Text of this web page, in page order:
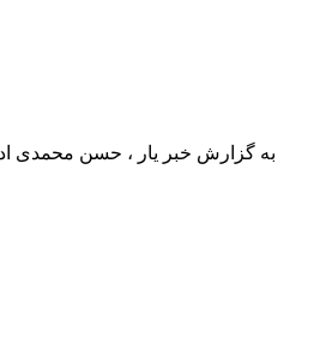
به گزارش خبر یار ، حسن محمدی